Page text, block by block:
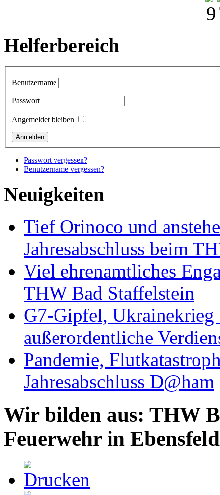
Helferbereich
Benutzername
Passwort
Angemeldet bleiben
Passwort vergessen?
Benutzername vergessen?
Neuigkeiten
Tief Orinoco und
Jahresabschluss beim
Viel ehrenamtliches
THW Bad Staffelstein
G7-Gipfel, Ukrainekrieg
außerordentliche
Pandemie,
Jahresabschluss D@ham
Wir bilden aus: THW
Feuerwehr in Ebensfeld